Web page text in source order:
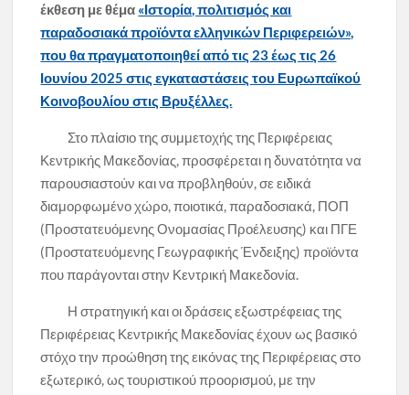
έκθεση με θέμα «Ιστορία, πολιτισμός και
παραδοσιακά προϊόντα ελληνικών Περιφερειών»,
που θα πραγματοποιηθεί από τις 23 έως τις 26
Ιουνίου 2025 στις εγκαταστάσεις του Ευρωπαϊκού
Κοινοβουλίου στις Βρυξέλλες.
Στο πλαίσιο της συμμετοχής της Περιφέρειας
Κεντρικής Μακεδονίας, προσφέρεται η δυνατότητα να
παρουσιαστούν και να προβληθούν, σε ειδικά
διαμορφωμένο χώρο, ποιοτικά, παραδοσιακά, ΠΟΠ
(Προστατευόμενης Ονομασίας Προέλευσης) και ΠΓΕ
(Προστατευόμενης Γεωγραφικής Ένδειξης) προϊόντα
που παράγονται στην Κεντρική Μακεδονία.
Η στρατηγική και οι δράσεις εξωστρέφειας της
Περιφέρειας Κεντρικής Μακεδονίας έχουν ως βασικό
στόχο την προώθηση της εικόνας της Περιφέρειας στο
εξωτερικό, ως τουριστικού προορισμού, με την